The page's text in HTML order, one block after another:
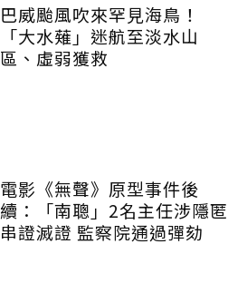
巴威颱風吹來罕見海鳥！
「大水薙」迷航至淡水山
區、虛弱獲救
電影《無聲》原型事件後
續：「南聰」2名主任涉隱匿
串證滅證 監察院通過彈劾